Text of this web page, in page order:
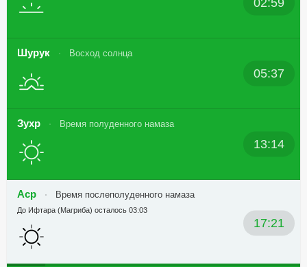
Шурук Восход солнца
05:37
Зухр Время полуденного намаза
13:14
Аср Время послеполуденного намаза
17:21
До Ифтара (Магриба) осталось 03:03